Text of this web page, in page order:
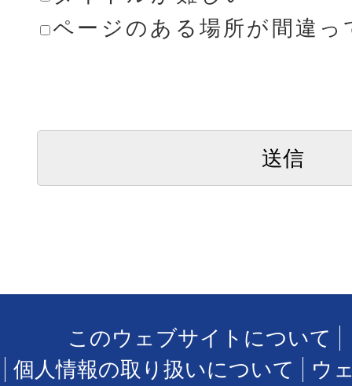
ページのある場所が間違っ
このウェブサイトについて
個人情報の取り扱いについて
ウ